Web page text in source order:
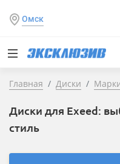
Омск
Главная Диски
Диски для Exeed:
стиль